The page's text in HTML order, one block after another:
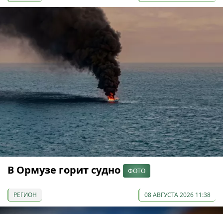
В Ормузе горит судно ФОТО
РЕГИОН 08 АВГУСТА 2026 11:38